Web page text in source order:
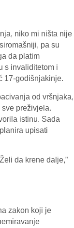
niko mi ništa nije
pa su
da platim
s invaliditetom i
17-godišnjakinje.
od vršnjaka,
preživjela.
istinu. Sada
upisati
da krene dalje,”
zakon koji je